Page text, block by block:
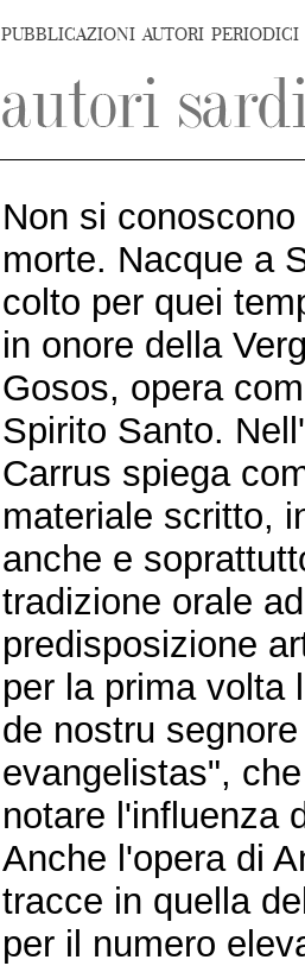
PUBBLICAZIONI AUTORI PERIODICI
Non si
morte. Nacque a
colto per quei
in onore della
Gosos, opera
Spirito Santo.
Carrus spiega
materiale scritto,
anche e
tradizione orale
predisposizione
per la prima volta
de nostru
evangelistas",
notare l'influenza
Anche l'opera di
tracce in quella
per il numero